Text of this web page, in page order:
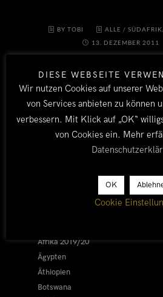
BY TOBI ALLE /
13. DEZEMBER 2011
LÄNDER
Afrika 2019/20
Ägypten
Äthiopien
Botswana
DIESE WEBSEITE
Wir nutzen Cookies auf unserer
von Services anbieten zu können
verbessern. Mit Klick auf „OK“
von Cookies ein. Mehr
OK
Cookie